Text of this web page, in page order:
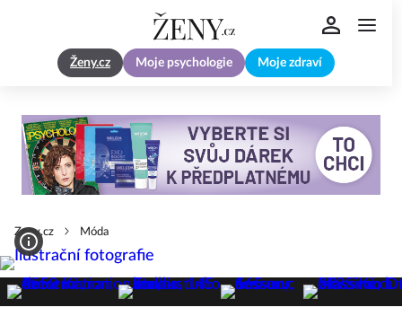
Ženy.cz Moje psychologie Moje zdraví
Zeny.cz Móda